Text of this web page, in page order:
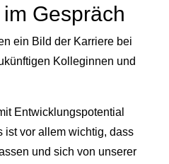
Gespräch
ein Bild der Karriere bei
Kolleginnen und
Entwicklungspotential
ist vor allem wichtig, dass
und sich von unserer